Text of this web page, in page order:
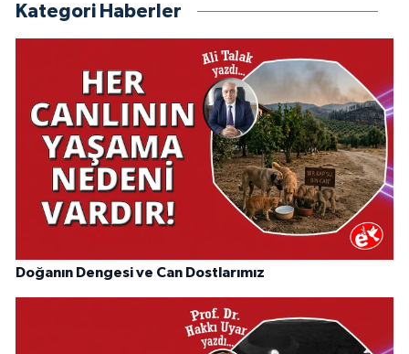
Kategori Haberler
Doğanın Dengesi ve Can Dostlarımız